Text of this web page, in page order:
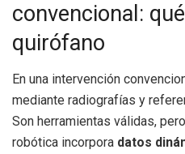
convencional:
quirófano
En una intervención
mediante radiografías y
Son herramientas válidas,
robótica incorpora datos